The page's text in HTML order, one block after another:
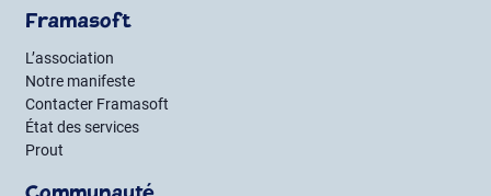
Framasoft
L’association
Notre manifeste
Contacter Framasoft
État des services
Prout